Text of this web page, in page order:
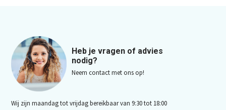
Heb je vragen of advies
nodig?
Neem contact met ons op!
Wij zijn maandag tot vrijdag bereikbaar van 9:30 tot 18:00